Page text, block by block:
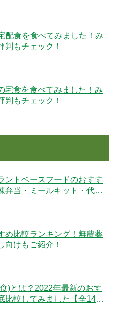
配食を食べてみました！み
判もチェック！
宅食を食べてみました！み
判もチェック！
ントベースフードのおすす
弁当・ミールキット・代替
め比較ランキング！無農薬
向けもご紹介！
)とは？2022年最新のおす
比較してみました【全14